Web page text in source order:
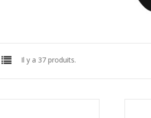
Il y a 37 produits.